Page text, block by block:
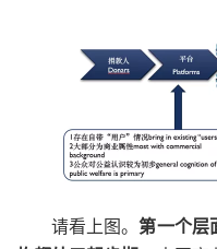
请看上图。第一个层